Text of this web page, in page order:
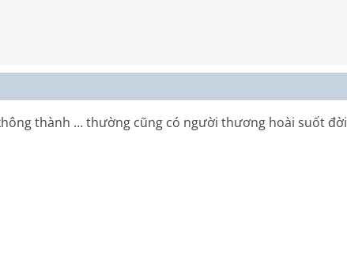
thành … thường cũng có người thương hoài suốt đời